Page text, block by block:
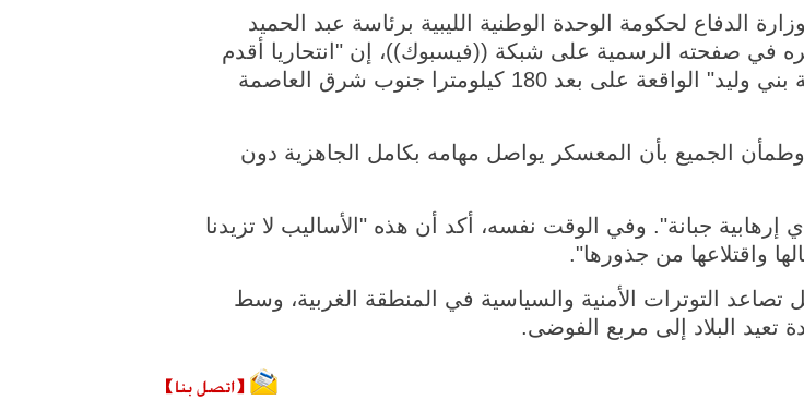
عن "اللواء 444 قتال" التابع لوزارة الدفاع لحكومة الوحدة الوطنية الليبية برئاسة عبد الحميد
في صفحته الرسمية على شبكة ((فيسبوك))، إن "انتحاريا أقدم
على تفجير نفسه داخل سيارة أمام معسكره في مدينة بني وليد" الواقعة على بعد 180 كيلومترا جنوب شرق العاصمة
الجميع بأن المعسكر يواصل مهامه بكامل الجاهزية دون
إرهابية جبانة". وفي الوقت نفسه، أكد أن هذه "الأساليب لا تزيدنا
واقتلاعها من جذورها".
تصاعد التوترات الأمنية والسياسية في المنطقة الغربية، وسط
البلاد إلى مربع الفوضى.